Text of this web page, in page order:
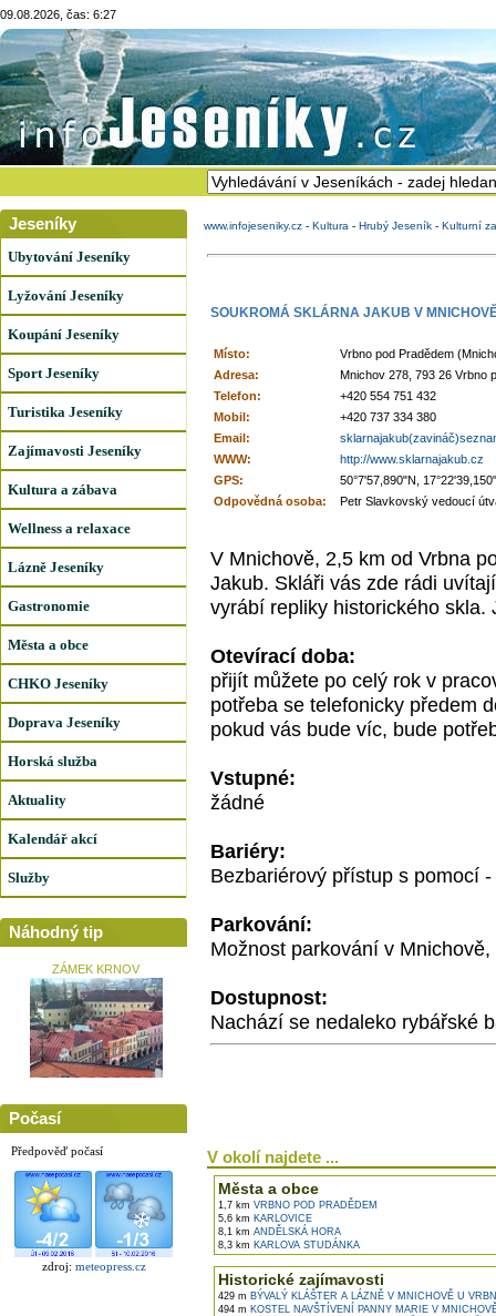
09.08.2026, čas: 6:27
Jeseníky
Ubytování Jeseníky
Lyžování Jeseníky
Koupání Jeseníky
Sport Jeseníky
Turistika Jeseníky
Zajímavosti Jeseníky
Kultura a zábava
Wellness a relaxace
Lázně Jeseníky
Gastronomie
Města a obce
CHKO Jeseníky
Doprava Jeseníky
Horská služba
Aktuality
Kalendář akcí
Služby
Náhodný tip
ZÁMEK KRNOV
Počasí
Předpověď počasí
zdroj: meteopress.cz
www.infojeseniky.cz - Kultura - Hrubý Jeseník - Kulturní
SOUKROMÁ SKLÁRNA JAKUB V
Místo:
Vrbno pod Pradědem
Adresa:
Mnichov 278, 793 26 Vrbno
Telefon:
+420 554 751 432
Mobil:
+420 737 334 380
Email:
WWW:
http://www.sklarnajakub.cz
GPS:
50°7'57,890"N,
Odpovědná osoba:
Petr Slavkovský vedoucí
V Mnichově, 2,5 km od Vrbna
Jakub. Skláři vás zde rádi
vyrábí repliky historického
Otevírací doba:
přijít můžete po celý rok v
potřeba se telefonicky předem
pokud vás bude víc, bude
Vstupné:
žádné
Bariéry:
Bezbariérový přístup s pomocí
Parkování:
Možnost parkování v
Dostupnost:
Nachází se nedaleko rybářské
V okolí najdete ...
Města a obce
1,7 km VRBNO POD PRADĚDEM
5,6 km KARLOVICE
8,1 km ANDĚLSKÁ HORA
8,3 km KARLOVA STUDÁNKA
Historické zajímavosti
429 m BÝVALÝ KLÁŠTER A LÁZNĚ V MNICHOVĚ U
494 m KOSTEL NAVŠTÍVENÍ PANNY MARIE V